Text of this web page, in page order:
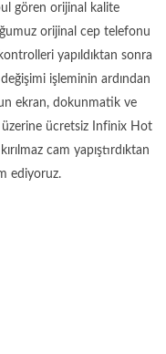
gören orijinal kalite
orijinal cep telefonu
yapıldıktan sonra
işleminin ardından
ekran, dokunmatik ve
üzerine ücretsiz Infinix Hot
cam yapıştırdıktan
ediyoruz.